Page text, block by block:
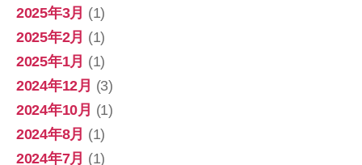
2025年3月 (1)
2025年2月 (1)
2025年1月 (1)
2024年12月 (3)
2024年10月 (1)
2024年8月 (1)
2024年7月 (1)